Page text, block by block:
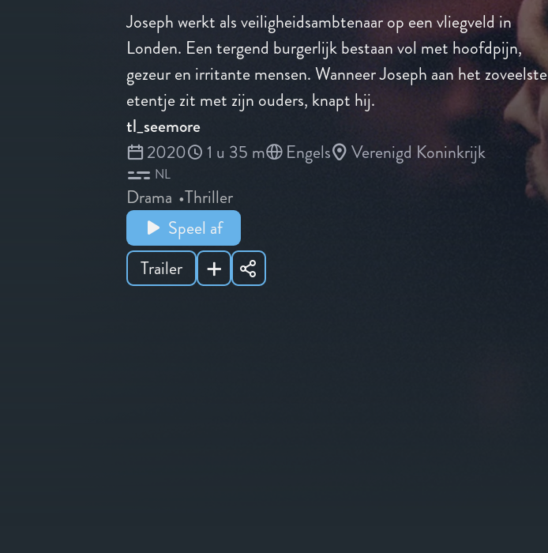
Joseph werkt als veiligheidsambtenaar op een vliegveld in
Londen. Een tergend burgerlijk bestaan vol met hoofdpijn,
gezeur en irritante mensen. Wanneer Joseph aan het zoveelste
etentje zit met zijn ouders, knapt hij.
tl_seemore
2020
1 u 35 m Engels Verenigd Koninkrijk
NL
Drama Thriller
Speel af
Trailer